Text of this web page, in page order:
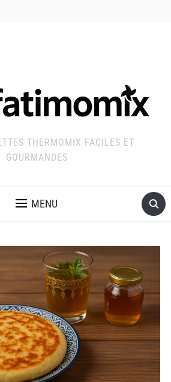
THERMOMIX FACILES ET
GOURMANDES
MENU